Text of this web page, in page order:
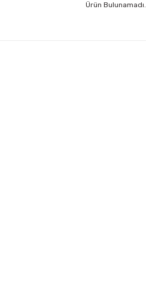
Ürün Bulunamadı.